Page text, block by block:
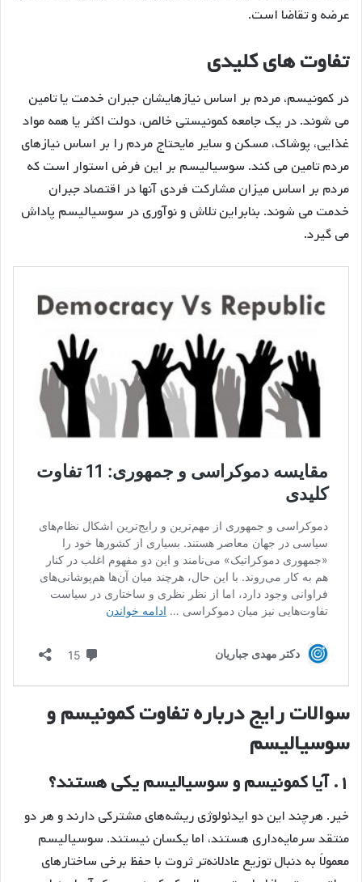
عرضه و تقاضا است.
تفاوت های کلیدی
در کمونیسم، مردم بر اساس نیازهایشان جبران خدمت یا تامین
می شوند. در یک جامعه کمونیستی خالص، دولت اکثر یا همه مواد
غذایی، پوشاک، مسکن و سایر مایحتاج مردم را بر اساس نیازهای
مردم تامین می کند. سوسیالیسم بر این فرض استوار است که
مردم بر اساس میزان مشارکت فردی آنها در اقتصاد جبران
خدمت می شوند. بنابراین تلاش و نوآوری در سوسیالیسم پاداش
می گیرد.
سوالات رایج درباره تفاوت کمونیسم و
سوسیالیسم
۱. آیا کمونیسم و سوسیالیسم یکی هستند؟
خیر. هرچند این دو ایدئولوژی ریشه‌های مشترکی دارند و هر دو
منتقد سرمایه‌داری هستند، اما یکسان نیستند. سوسیالیسم
معمولاً به دنبال توزیع عادلانه‌تر ثروت با حفظ برخی ساختارهای